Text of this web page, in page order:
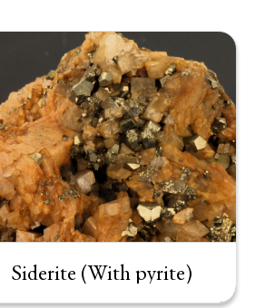
Siderite (With pyrite)